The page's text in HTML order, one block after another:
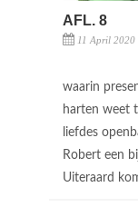
AFL. 8
11 April 2020
waarin
harten weet
liefdes
Robert een
Uiteraard